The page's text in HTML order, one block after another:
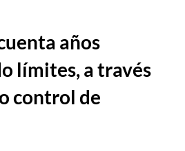
años
límites, a través
control de